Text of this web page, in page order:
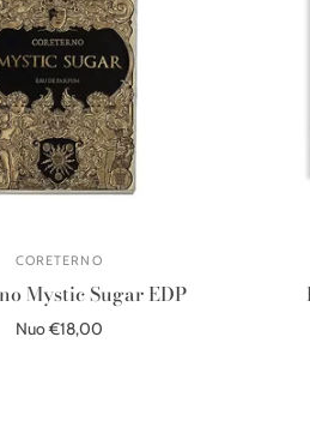
CORETERNO
Mystic Sugar EDP
Nuo €18,00